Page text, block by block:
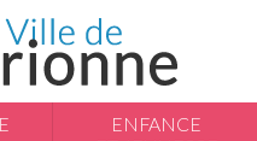
ENFANCE